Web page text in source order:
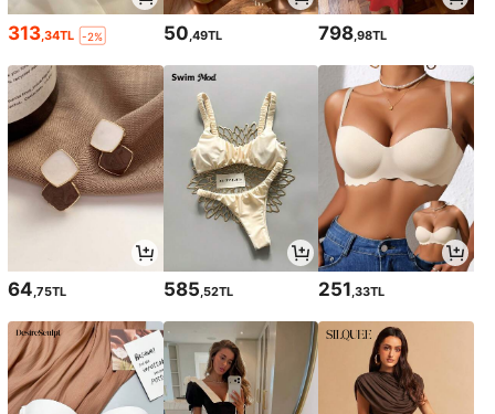
313 ,34TL -2% 50 ,49TL 798 ,98TL
64,75TL 585,52TL 251,33TL